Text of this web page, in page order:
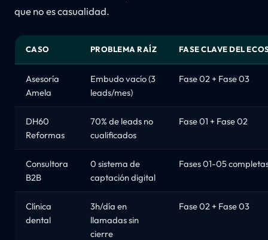
que no es casualidad.
CASO PROBLEMA RAÍZ FASE CLAVE DEL
Asesoría
Amela
Embudo vacío (3
leads/mes)
Fase 02 + Fase 03
DH60
Reformas
70% de leads no
cualificados
Fase 01 + Fase 02
Consultora
B2B
0 sistema de
captación digital
Fases 01-05
Clínica
dental
3h/día en
llamadas sin
cierre
Fase 02 + Fase 03